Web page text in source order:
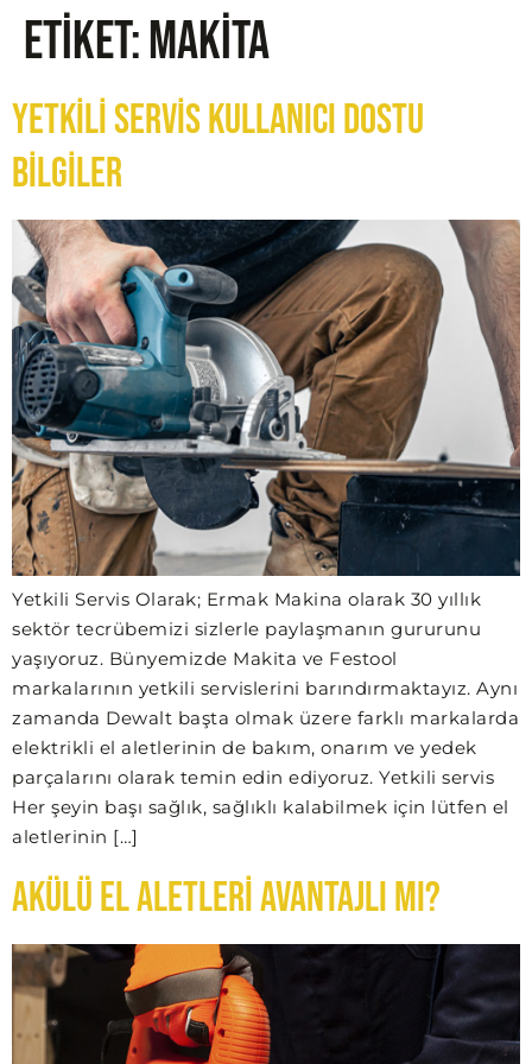
Etiket:makita
Yetkili Servis Kullanıcı Dostu
Bilgiler
Yetkili Servis Olarak; Ermak Makina olarak 30 yıllık
sektör tecrübemizi sizlerle paylaşmanın gururunu
yaşıyoruz. Bünyemizde Makita ve Festool
markalarının yetkili servislerini barındırmaktayız. Aynı
zamanda Dewalt başta olmak üzere farklı markalarda
elektrikli el aletlerinin de bakım, onarım ve yedek
parçalarını olarak temin edin ediyoruz. Yetkili servis
Her şeyin başı sağlık, sağlıklı kalabilmek için lütfen el
aletlerinin […]
Akülü El Aletleri Avantajlı mı?